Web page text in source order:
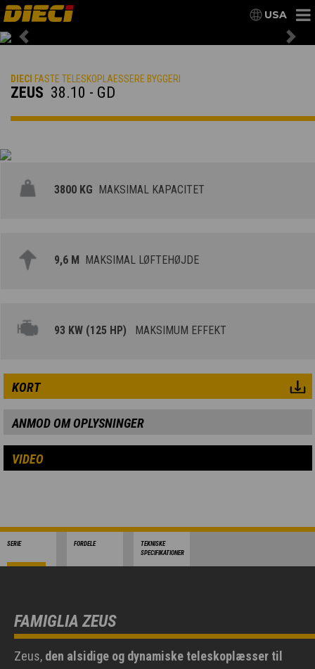
USA
Previous
DIECI FASTE TELESKOPLAESSERE BYGGERI
ZEUS 38.10 - GD
3800 KG MAKSIMAL KAPACITET
9,6 M MAKSIMAL LØFTEHØJDE
93 KW (125 HP) MAKSIMUM EFFEKT
KORT
ANMOD OM OPLYSNINGER
VIDEO
SERIE FORDELE
TEKNISKE
SPECIFIKATIONER
FAMIGLIA ZEUS
Zeus, den alsidige og dynamiske teleskoplæsser til